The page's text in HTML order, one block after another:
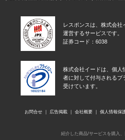
レスポンスは、株式会社
運営するサービスです。
証券コード：6038
株式会社イードは、個人
者に対して付与されるプ
受けています。
お問合せ 広告掲載 会社概要 個人情報保
紹介した商品/サービスを購入、